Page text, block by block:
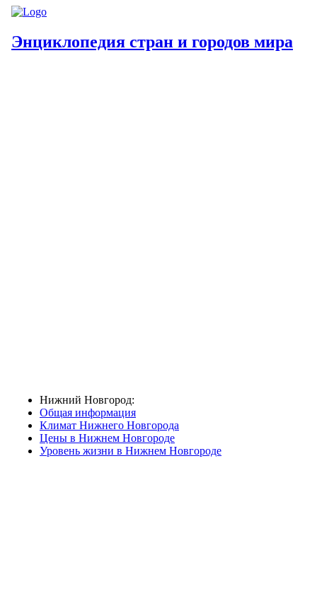
Энциклопедия стран и городов мира
Нижний Новгород:
Общая информация
Климат Нижнего Новгорода
Цены в Нижнем Новгороде
Уровень жизни в Нижнем Новгороде